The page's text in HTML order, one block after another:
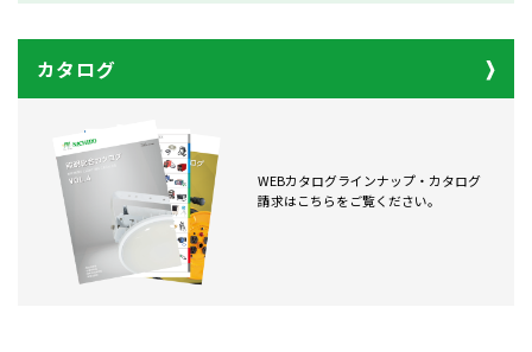
カタログ
WEBカタログラインナップ・カタログ
請求はこちらをご覧ください。